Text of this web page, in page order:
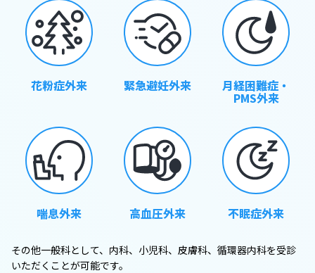
花粉症外来 緊急避妊外来 月経困難症・
PMS外来
喘息外来 高血圧外来 不眠症外来
その他一般科として、内科、小児科、皮膚科、循環器内科を受診
いただくことが可能です。